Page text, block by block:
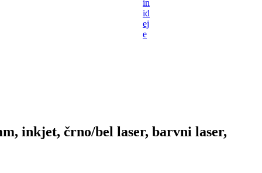
in
id
ej
e
inkjet, črno/bel laser, barvni laser,